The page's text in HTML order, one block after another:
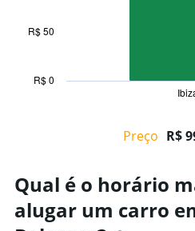
The
categories.
The
chart
R$ 0
R$ 50
Preço R$
Qual é o horário
alugar um carro